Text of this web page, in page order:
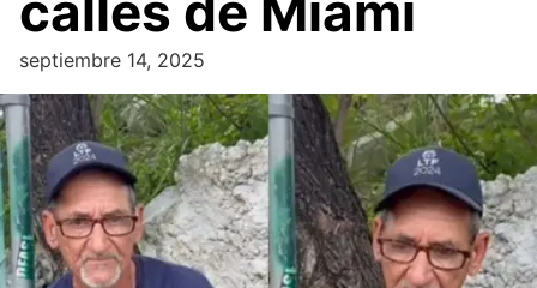
septiembre 14, 2025